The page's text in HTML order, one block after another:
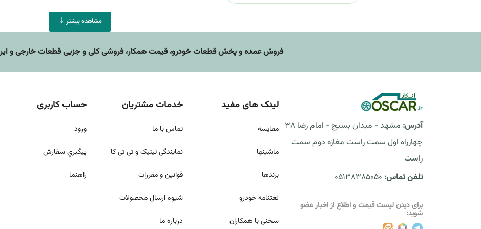
مشاهده بیشتر
فروش عمده و پخش قطعات خودرو، قيمت همکار، فروشی کلی و جزیی قطعات خارجی و
آدرس:
مشهد - میدان بسیج - امام رضا 38
چهارراه اول سمت راست مغازه دوم سمت
راست
تلفن تماس: 05138385050
برای دیدن لیست قیمت و اطلاع از اخبار عضو
شوید:
لینک های مفید
مقايسه
ماشینها
برندها
لغتنامه خودرو
سخنی با همکاران
خدمات مشتریان
تماس با ما
نمایندگی تیتیک و تی تی کا
قوانين و مقررات
شيوه ارسال محصولات
درباره ما
حساب کاربری
ورود
پيگيري سفارش
راهنما